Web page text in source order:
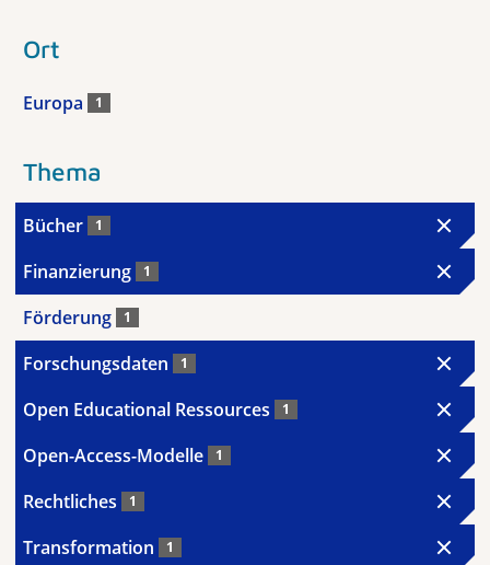
Ort
Europa 1
Thema
Bücher 1
Finanzierung 1
Förderung 1
Forschungsdaten 1
Open Educational Ressources 1
Open-Access-Modelle 1
Rechtliches 1
Transformation 1